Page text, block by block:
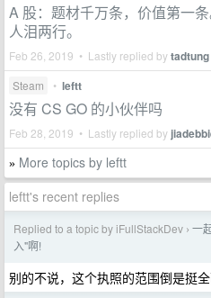
A 股：题材千万条，价值第一
人泪两行。
Feb 26, 2019 • Lastly replied bytadtung
Steam • leftt
没有 CS GO 的小伙伴吗
Feb 28, 2019 • Lastly replied by
» More topics by leftt
leftt's recent replies
Replied to a topic by iFullStackDev › 一
入"啊!
别的不说，这个执照的范围倒是挺